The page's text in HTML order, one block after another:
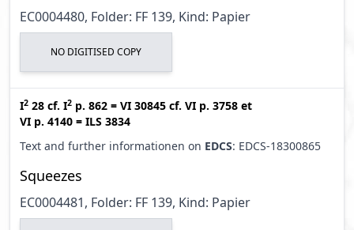
EC0004480, Folder: FF 139, Kind: Papier
NO DIGITISED COPY
I2 28 cf. I2 p. 862 = VI 30845 cf. VI p. 3758 et
VI p. 4140 = ILS 3834
Text and further informationen on EDCS: EDCS-18300865
Squeezes
EC0004481, Folder: FF 139, Kind: Papier